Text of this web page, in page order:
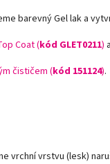
barevný Gel lak a
Coat (kód GLET0211)
čističem (kód 151124).
vrchní vrstvu (lesk)